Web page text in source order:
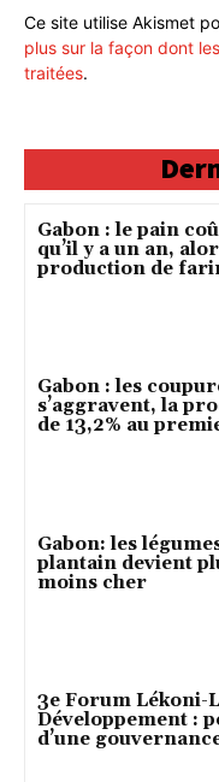
Ce site utilise Akismet
plus sur la façon dont
traitées.
Gabon : le pain
qu’il y a un an,
production de
Gabon : les
s’aggravent, la
de 13,2% au
Gabon: les
plantain devient
moins cher
3e Forum Lékoni-
Développement :
d’une